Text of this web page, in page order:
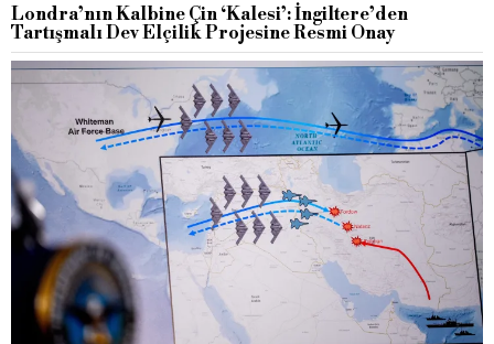
Londra’nın Kalbine Çin ‘Kalesi’: İngiltere’den
Tartışmalı Dev Elçilik Projesine Resmi Onay